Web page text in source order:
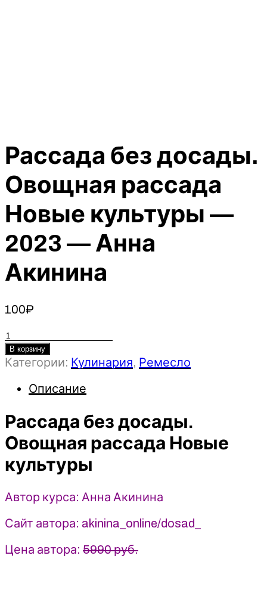
Рассада без досады.
Овощная рассада
Новые культуры —
2023 — Анна
Акинина
100₽
Количество
товара
Рассада
досады.
рассада
Новые
культуры
-
2023
Анна
Акинина
В корзину
Категории: Кулинария, Ремесло
Описание
Рассада без досады.
Овощная рассада Новые
культуры
Автор курса: Анна Акинина
Сайт автора: akinina_online/dosad_
Цена автора: 5990 руб.